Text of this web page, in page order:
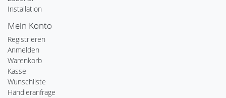
Installation
Mein Konto
Registrieren
Anmelden
Warenkorb
Kasse
Wunschliste
Händleranfrage